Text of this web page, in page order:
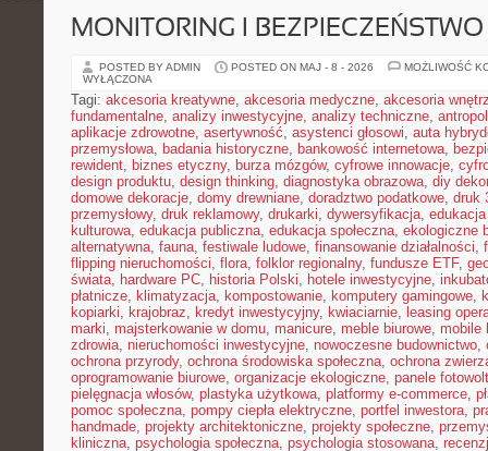
MONITORING I
POSTED BY ADMIN POSTED ON MAJ - 8 - 2026
MOŻLIWOŚĆ
WYŁĄCZONA
Tagi: akcesoria kreatywne, akcesoria medyczne, akcesoria
fundamentalne, analizy inwestycyjne, analizy techniczne,
aplikacje zdrowotne, asertywność, asystenci głosowi, auta
przemysłowa, badania historyczne, bankowość internetowa,
rewident, biznes etyczny, burza mózgów, cyfrowe innowacje,
design produktu, design thinking, diagnostyka obrazowa, diy
domowe dekoracje, domy drewniane, doradztwo podatkowe, druk
przemysłowy, druk reklamowy, drukarki, dywersyfikacja,
kulturowa, edukacja publiczna, edukacja społeczna, ekologiczne
alternatywna, fauna, festiwale ludowe, finansowanie działalności,
flipping nieruchomości, flora, folklor regionalny, fundusze ETF,
świata, hardware PC, historia Polski, hotele inwestycyjne,
płatnicze, klimatyzacja, kompostowanie, komputery gamingowe,
kopiarki, krajobraz, kredyt inwestycyjny, kwiaciarnie, leasing
marki, majsterkowanie w domu, manicure, meble biurowe, mobile
zdrowia, nieruchomości inwestycyjne, nowoczesne budownictwo,
ochrona przyrody, ochrona środowiska społeczna, ochrona
oprogramowanie biurowe, organizacje ekologiczne, panele
pielęgnacja włosów, plastyka użytkowa, platformy e-commerce,
pomoc społeczna, pompy ciepła elektryczne, portfel inwestora,
handmade, projekty architektoniczne, projekty społeczne,
kliniczna, psychologia społeczna, psychologia stosowana,